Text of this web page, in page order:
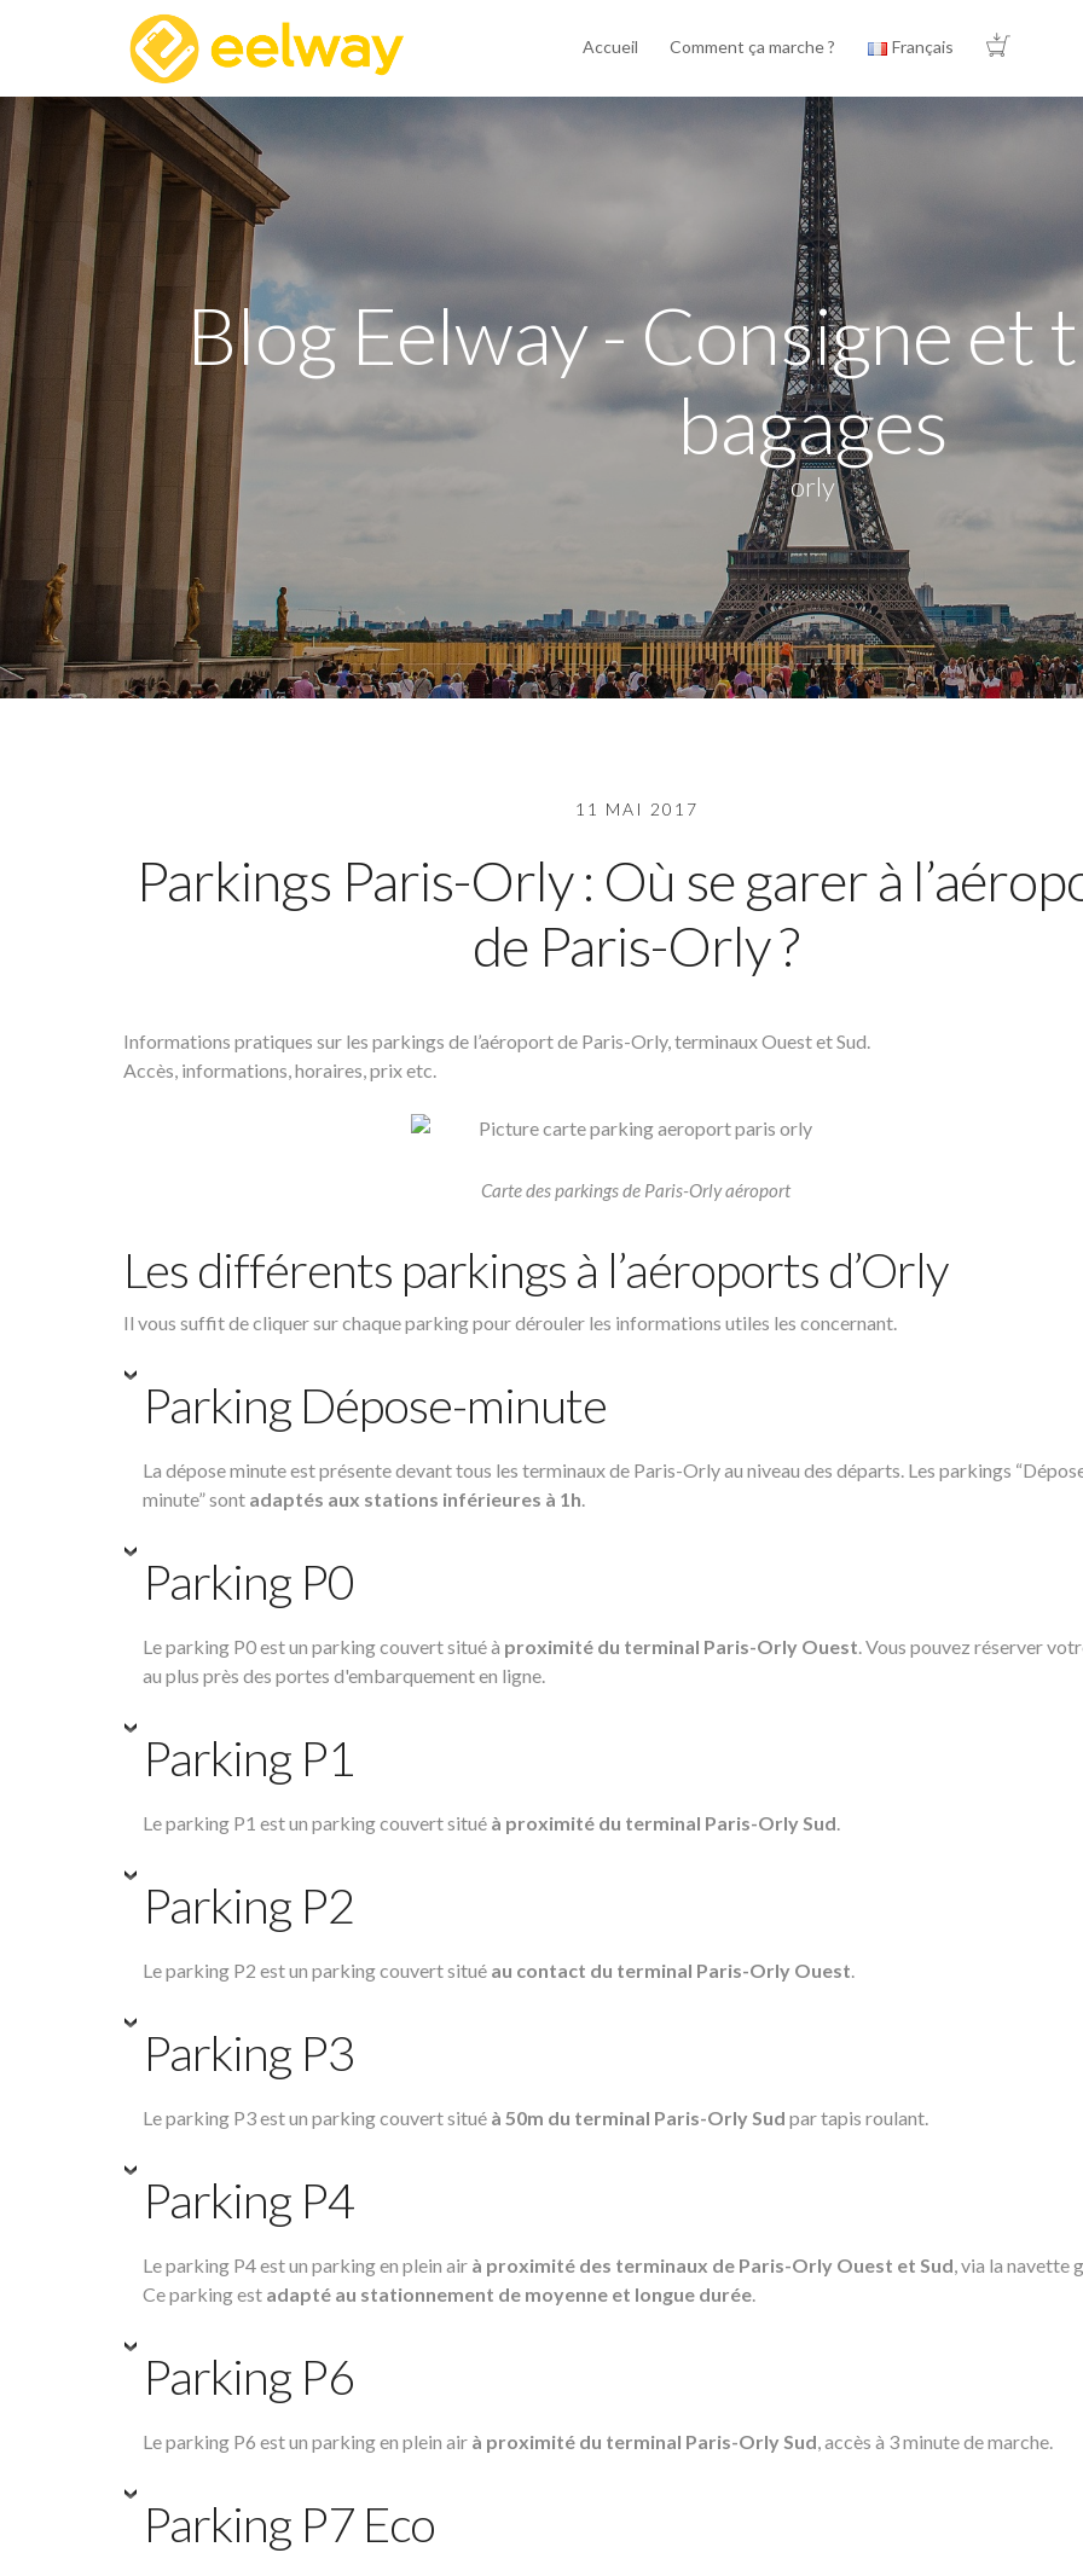
Accueil Comment ça marche ? Français
Blog Eelway - Consigne et
bagages
orly
11 MAI 2017
Parkings Paris-Orly : Où se garer à
de Paris-Orly ?
Informations pratiques sur les parkings de l’aéroport de Paris-Orly, terminaux Ouest et Sud.
Accès, informations, horaires, prix etc.
Carte des parkings de Paris-Orly aéroport
Les différents parkings à l’aéroports d’Orly
Il vous suffit de cliquer sur chaque parking pour dérouler les informations utiles les concernant.
Parking Dépose-minute
La dépose minute est présente devant tous les terminaux de Paris-Orly au niveau des départs. Les parkings
minute” sont adaptés aux stations inférieures à 1h.
Parking P0
Le parking P0 est un parking couvert situé à proximité du terminal Paris-Orly Ouest. Vous pouvez réserver
au plus près des portes d'embarquement en ligne.
Parking P1
Le parking P1 est un parking couvert situé à proximité du terminal Paris-Orly Sud.
Parking P2
Le parking P2 est un parking couvert situé au contact du terminal Paris-Orly Ouest.
Parking P3
Le parking P3 est un parking couvert situé à 50m du terminal Paris-Orly Sud par tapis roulant.
Parking P4
Le parking P4 est un parking en plein air à proximité des terminaux de Paris-Orly Ouest et Sud, via la navette
Ce parking est adapté au stationnement de moyenne et longue durée.
Parking P6
Le parking P6 est un parking en plein air à proximité du terminal Paris-Orly Sud, accès à 3 minute de marche.
Parking P7 Eco